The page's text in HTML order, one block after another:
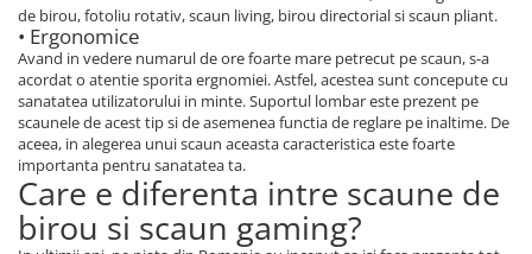
de birou, fotoliu rotativ, scaun living, birou directorial si scaun pliant.
• Ergonomice
Avand in vedere numarul de ore foarte mare petrecut pe scaun, s-a
acordat o atentie sporita ergnomiei. Astfel, acestea sunt concepute cu
sanatatea utilizatorului in minte. Suportul lombar este prezent pe
scaunele de acest tip si de asemenea functia de reglare pe inaltime. De
aceea, in alegerea unui scaun aceasta caracteristica este foarte
importanta pentru sanatatea ta.
Care e diferenta intre scaune de
birou si scaun gaming?